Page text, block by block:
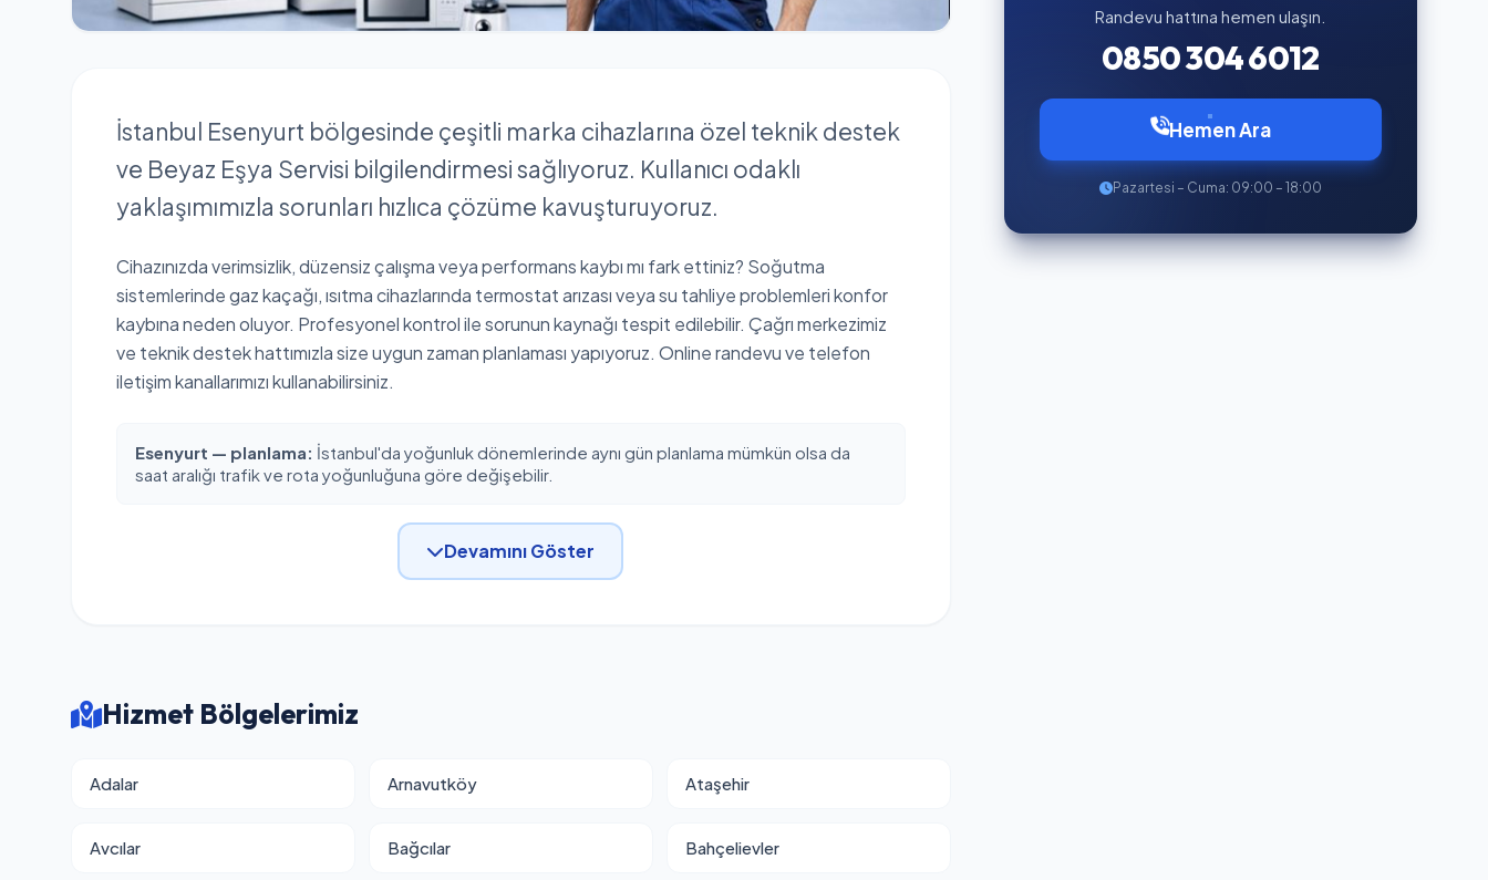
İstanbul Esenyurt bölgesinde çeşitli marka cihazlarına özel teknik destek
ve Beyaz Eşya Servisi bilgilendirmesi sağlıyoruz. Kullanıcı odaklı
yaklaşımımızla sorunları hızlıca çözüme kavuşturuyoruz.
Cihazınızda verimsizlik, düzensiz çalışma veya performans kaybı mı fark ettiniz? Soğutma
sistemlerinde gaz kaçağı, ısıtma cihazlarında termostat arızası veya su tahliye problemleri konfor
kaybına neden oluyor. Profesyonel kontrol ile sorunun kaynağı tespit edilebilir. Çağrı merkezimiz
ve teknik destek hattımızla size uygun zaman planlaması yapıyoruz. Online randevu ve telefon
iletişim kanallarımızı kullanabilirsiniz.
Esenyurt — planlama: İstanbul'da yoğunluk dönemlerinde aynı gün planlama mümkün olsa da
saat aralığı trafik ve rota yoğunluğuna göre değişebilir.
Devamını Göster
Hizmet Bölgelerimiz
Adalar Arnavutköy Ataşehir
Avcılar Bağcılar Bahçelievler
Randevu hattına hemen ulaşın.
0850 304 6012
Hemen Ara
Pazartesi – Cuma: 09:00 – 18:00